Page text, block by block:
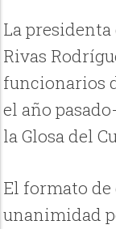
La presidenta
Rivas
funcionarios
el año
la Glosa del
El formato de
unanimidad